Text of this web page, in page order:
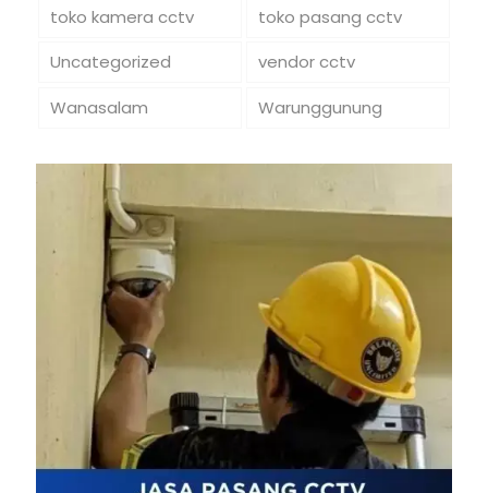
toko kamera cctv
toko pasang cctv
Uncategorized
vendor cctv
Wanasalam
Warunggunung